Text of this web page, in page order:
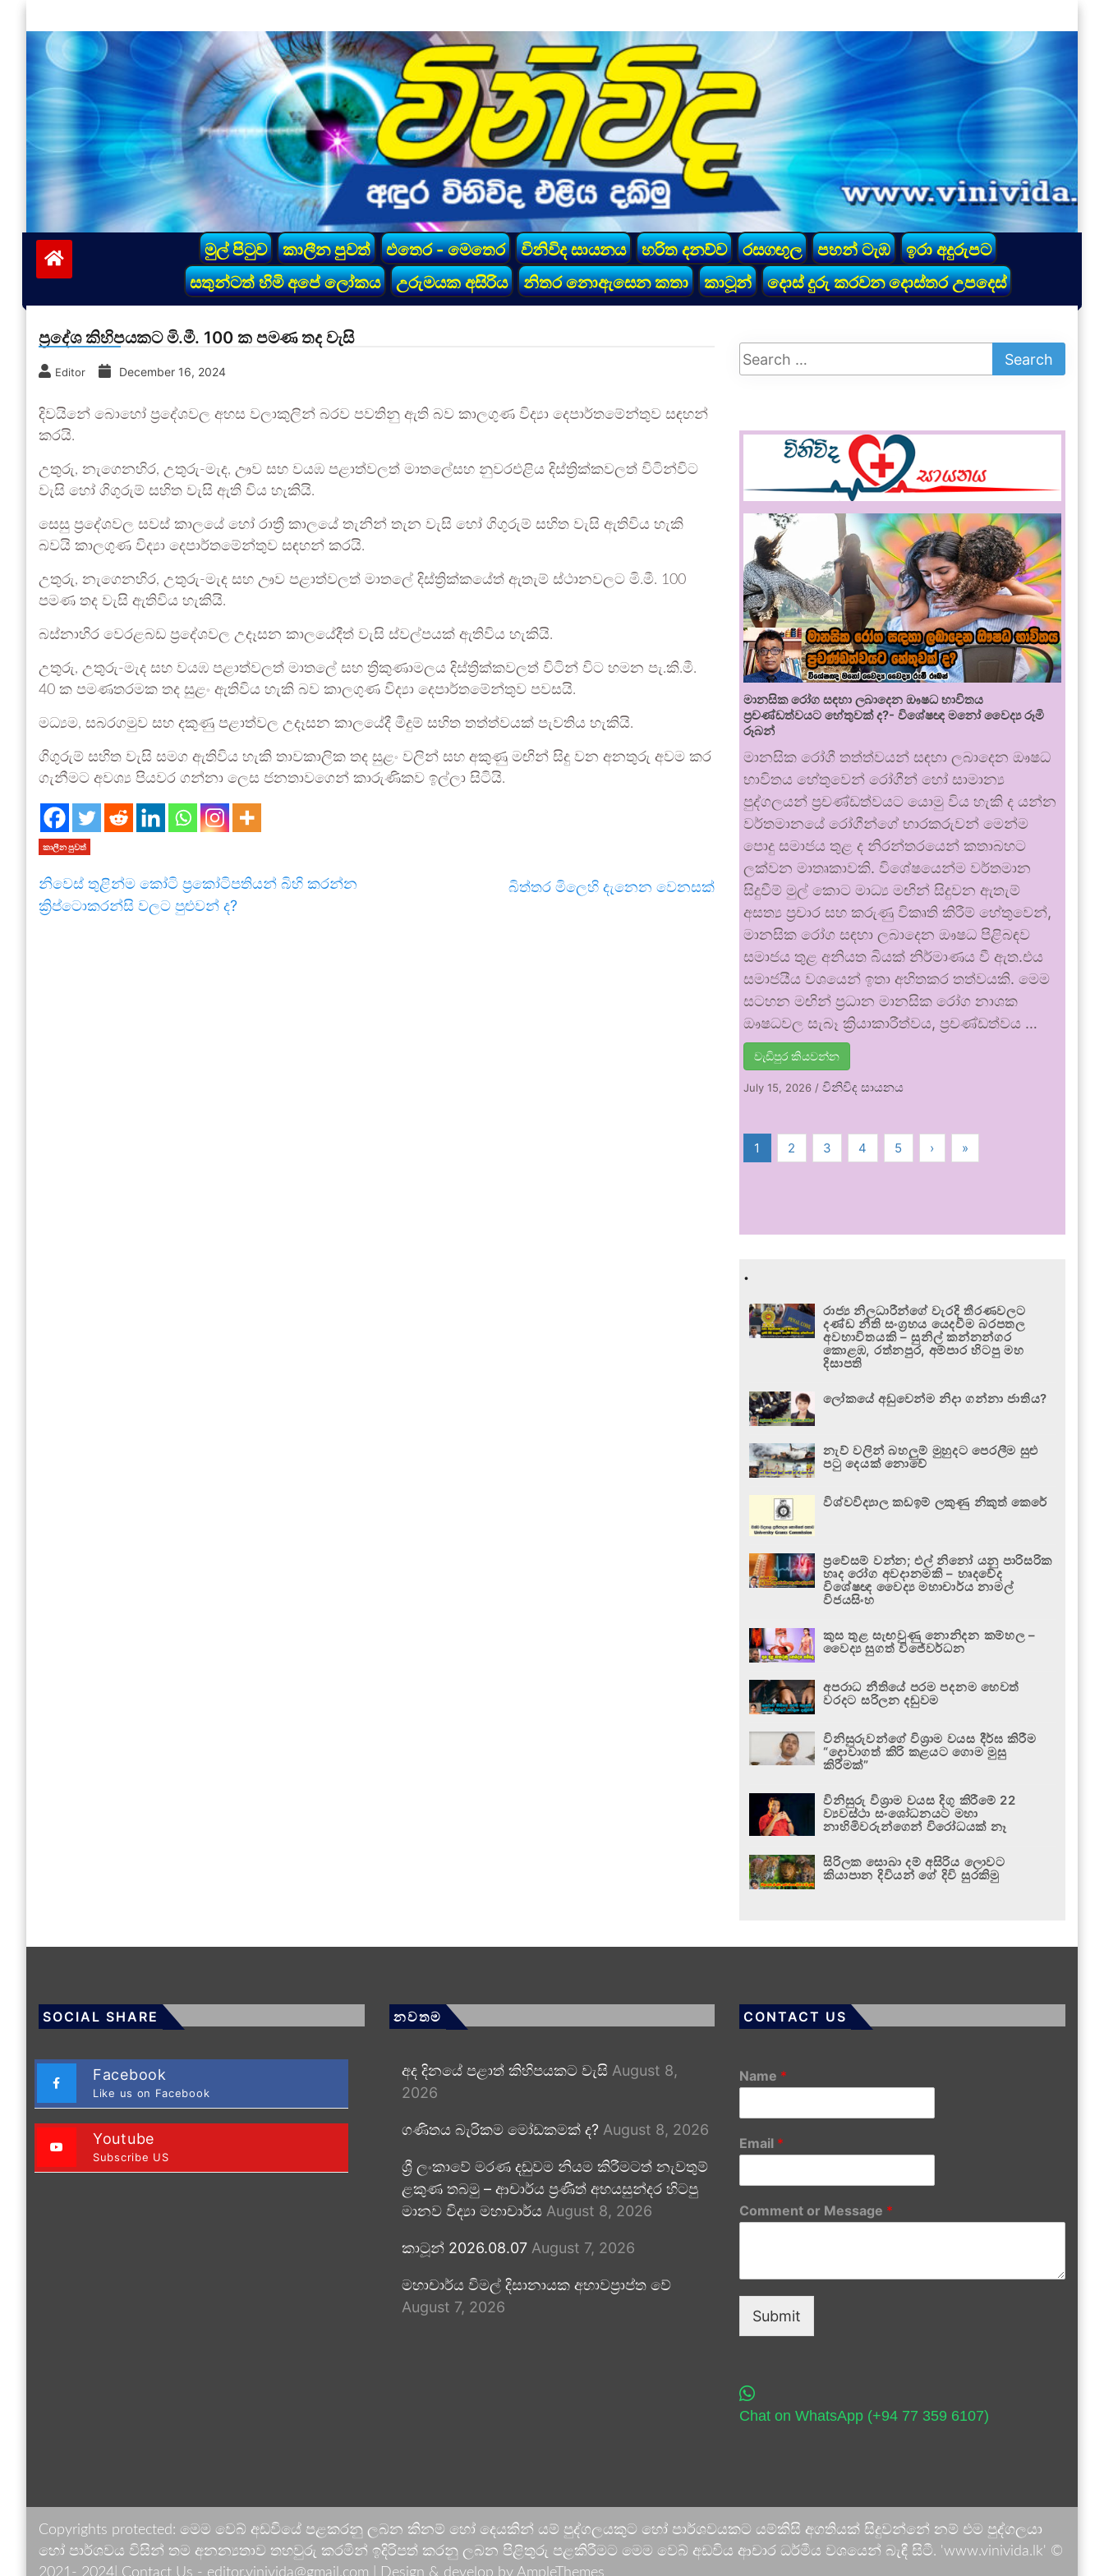
to
content
vinivida.lk
මුල් පිටුව කාලීන පුවත් එතෙර - මෙතෙර විනිවිද සායනය හරිත දනව්ව රසගඟුල පහන් ටැඹ
ඉරා අදුරුපට
සතුන්ටත් හිමි අපේ ලෝකය
උරුමයක අසිරිය නිතර නොඇසෙන කතා කාටූන් දොස් දුරු කරවන දොස්තර උපදෙස්
ප්‍රදේශ කිහිපයකට මි.මී. 100 ක පමණ තද වැසි
Editor December 16, 2024
දිවයිනේ බොහෝ ප්‍රදේශවල අහස වලාකුලින් බරව පවතිනු ඇති බව කාලගුණ විද්‍යා දෙපාර්තමේන්තුව සඳහන්
කරයි.
උතුරු, නැගෙනහිර, උතුරු-මැද, ඌව සහ වයඹ පළාත්වලත් මාතලේසහ නුවරඑළිය දිස්ත්‍රික්කවලත් විටින්විට
වැසි හෝ ගිගුරුම් සහිත වැසි ඇති විය හැකියි.
සෙසු ප්‍රදේශවල සවස් කාලයේ හෝ රාත්‍රී කාලයේ තැනින් තැන වැසි හෝ ගිගුරුම් සහිත වැසි ඇතිවිය හැකි
බවයි කාලගුණ විද්‍යා දෙපාර්තමේන්තුව සඳහන් කරයි.
උතුරු, නැගෙනහිර, උතුරු-මැද සහ ඌව පළාත්වලත් මාතලේ දිස්ත්‍රික්කයේත් ඇතැම් ස්ථානවලට මි.මී. 100
පමණ තද වැසි ඇතිවිය හැකියි.
බස්නාහිර වෙරළබඩ ප්‍රදේශවල උදෑසන කාලයේදීත් වැසි ස්වල්පයක් ඇතිවිය හැකියි.
උතුරු, උතුරු-මැද සහ වයඹ පළාත්වලත් මාතලේ සහ ත්‍රිකුණාමලය දිස්ත්‍රික්කවලත් විටින් විට හමන පැ.කි.මී.
40 ක පමණතරමක තද සුළං ඇතිවිය හැකි බව කාලගුණ විද්‍යා දෙපාර්තමේන්තුව පවසයි.
මධ්‍යම, සබරගමුව සහ දකුණු පළාත්වල උදෑසන කාලයේදී මීදුම් සහිත තත්ත්වයක් පැවතිය හැකියි.
ගිගුරුම් සහිත වැසි සමග ඇතිවිය හැකි තාවකාලික තද සුළං වලින් සහ අකුණු මඟින් සිදු වන අනතුරු අවම කර
ගැනීමට අවශ්‍ය පියවර ගන්නා ලෙස ජනතාවගෙන් කාරුණිකව ඉල්ලා සිටියි.
කාලීන පුවත්
නිවෙස් තුළින්ම කෝටි ප්‍රකෝටිපතියන් බිහි කරන්න
ක්‍රිප්ටොකරන්සි වලට පුළුවන් ද?
බිත්තර මිලෙහි දැනෙන වෙනසක්
මානසික රෝග සඳහා ලබාදෙන ඖෂධ භාවිතය
ප්‍රචණ්ඩත්වයට හේතුවක් ද?- විශේෂඥ මනෝ වෛද්‍ය රූමි
රූබන්
මානසික රෝගී තත්ත්වයන් සඳහා ලබාදෙන ඖෂධ
භාවිතය හේතුවෙන් රෝගීන් හෝ සාමාන්‍ය
පුද්ගලයන් ප්‍රචණ්ඩත්වයට යොමු විය හැකි ද යන්න
වර්තමානයේ රෝගීන්ගේ භාරකරුවන් මෙන්ම
පොදු සමාජය තුළ ද නිරන්තරයෙන් කතාබහට
ලක්වන මාතෘකාවකි. විශේෂයෙන්ම වර්තමාන
සිදුවීම් මුල් කොට මාධ්‍ය මඟින් සිදුවන ඇතැම්
අසත්‍ය ප්‍රචාර සහ කරුණු විකෘති කිරීම් හේතුවෙන්,
මානසික රෝග සඳහා ලබාදෙන ඖෂධ පිළිබඳව
සමාජය තුළ අනියත බියක් නිර්මාණය වී ඇත.එය
සමාජයීය වශයෙන් ඉතා අහිතකර තත්වයකි. මෙම
සටහන මඟින් ප්‍රධාන මානසික රෝග නාශක
ඖෂධවල සැබෑ ක්‍රියාකාරීත්වය, ප්‍රචණ්ඩත්වය …
වැඩිපුර කියවන්න
July 15, 2026 /විනිවිද සායනය
1 2 3 4 5 › »
.
රාජ්‍ය නිලධාරීන්ගේ වැරදි තීරණවලට
දණ්ඩ නීති සංග්‍රහය යෙදවීම බරපතල
අවභාවිතයකි – සුනිල් කන්නන්ගර
කොළඹ, රත්නපුර, අම්පාර හිටපු මහ
දිසාපති
ලෝකයේ අඩුවෙන්ම නිදා ගන්නා ජාතිය?
නැව් වලින් බහලුම් මුහුදට පෙරලීම සුළු
පටු දෙයක් නොවේ
විශ්වවිද්‍යාල කඩඉම් ලකුණු නිකුත් කෙරේ
ප්‍රවේසම් වන්න; එල් නිනෝ යනු පාරිසරික
හෘද රෝග අවදානමකි – හෘදවේද
විශේෂඥ වෛද්‍ය මහාචාර්ය නාමල්
විජයසිංහ
කුස තුළ සැඟවුණු නොනිදන කම්හල –
වෛද්‍ය සුගත් විජේවර්ධන
අපරාධ නීතියේ පරම පදනම හෙවත්
වරදට සරිලන දඬුවම
විනිසුරුවන්ගේ විශ්‍රාම වයස දීර්ඝ කිරීම
“දොවාගත් කිරි කළයට ගොම මුසු
කිරීමක්”
විනිසුරු විශ්‍රාම වයස දිගු කිරීමේ 22
ව්‍යවස්ථා සංශෝධනයට මහා
නාහිමිවරුන්ගෙන් විරෝධයක් නෑ
සිරිලක සොබා දම් අසිරිය ලොවට
කියාපාන දිවියන් ගේ දිවි සුරකිමු
SOCIAL SHARE
Facebook
Like us on Facebook
Youtube
Subscribe US
නවතම
අද දිනයේ පළාත් කිහිපයකට වැසි August 8,
2026
ගණිතය බැරිකම මෝඩකමක් ද? August 8, 2026
ශ්‍රී ලංකාවේ මරණ දඬුවම නියම කිරීමටත් නැවතුම්
ළකුණ තබමු – ආචාර්ය ප්‍රණීත් අභයසුන්දර හිටපු
මානව විද්‍යා මහාචාර්ය August 8, 2026
කාටූන් 2026.08.07 August 7, 2026
මහාචාර්ය විමල් දිසානායක අභාවප්‍රාප්ත වේ
August 7, 2026
CONTACT US
Name *
Email *
Comment or Message *
Submit
Chat on WhatsApp (+94 77 359 6107)
Copyrights protected: මෙම වෙබ් අඩවියේ පළකරනු ලබන කිනම් හෝ දෙයකින් යම් පුද්ගලයකුට හෝ පාර්ශවයකට යම්කිසි අගතියක් සිදුවන්නේ නම් එම පුද්ගලයා
හෝ පාර්ශවය විසින් තම අනන්‍යතාව තහවුරු කරමින් ඉදිරිපත් කරනු ලබන පිළිතුරු පළකිරීමට මෙම වෙබ් අඩවිය ආචාර ධර්මීය වශයෙන් බැඳී සිටී. 'www.vinivida.lk' ©
2021- 2024| Contact Us - editor.vinivida@gmail.com |
Design & develop by AmpleThemes